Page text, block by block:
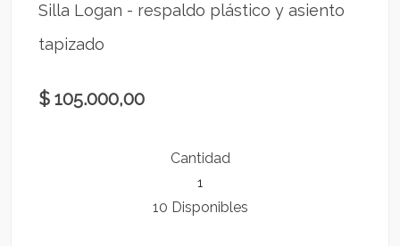
Silla Logan - respaldo plástico y asiento
tapizado
$ 105.000,00
Cantidad
10 Disponibles